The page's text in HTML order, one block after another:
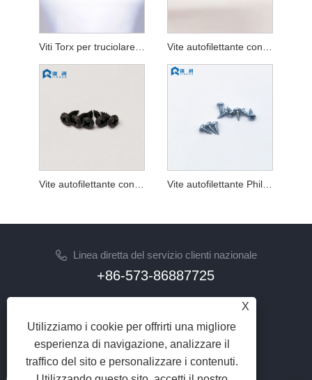
Viti Torx per truciolare a doppia testa piatta, filettatura completa, zincate gialle Vite autofilettante con testa a traliccio modificata
Vite autofilettante Phillips a testa cilindrica DIN 7981
Linea diretta del servizio clienti nazionale
+86-573-86887725
info@jinrunfasteners.com
SEGUICI
X
Utilizziamo i cookie per offrirti una migliore
esperienza di navigazione, analizzare il
traffico del sito e personalizzare i contenuti.